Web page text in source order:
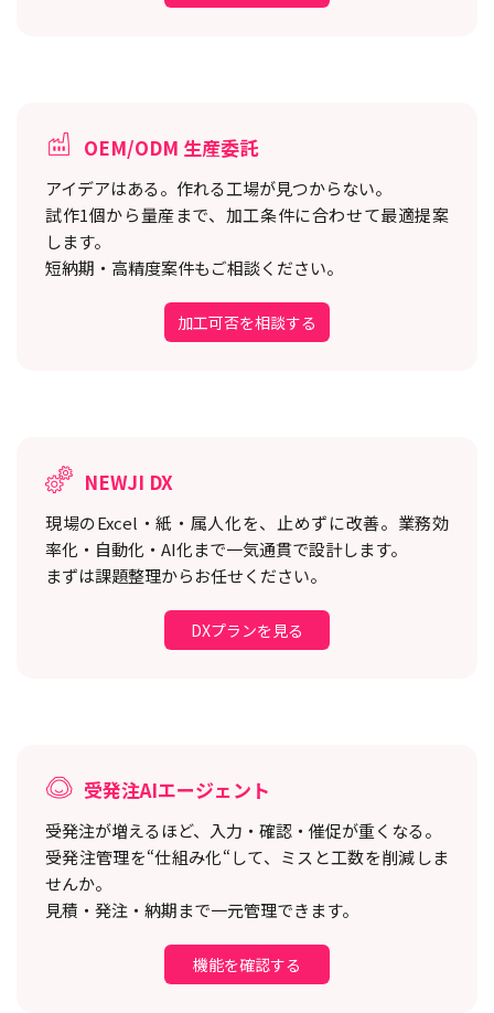
OEM/ODM 生産委託
アイデアはある。作れる工場が見つからない。
試作1個から量産まで、加工条件に合わせて最適提案
します。
短納期・高精度案件もご相談ください。
加工可否を相談する
NEWJI DX
現場のExcel・紙・属人化を、止めずに改善。 業務効
率化・自動化・AI化まで一気通貫で設計します。
まずは課題整理からお任せください。
DXプランを見る
受発注AIエージェント
受発注が増えるほど、入力・確認・催促が重くなる。
受発注管理を“仕組み化“して、ミスと工数を削減しま
せんか。
見積・発注・納期まで一元管理できます。
機能を確認する